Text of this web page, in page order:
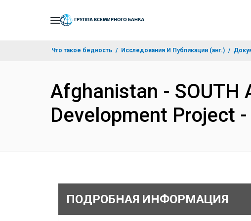
Что такое бедность Исследования И Публикации (анг.)
Afghanistan - SOUTH
Development Project
ПОДРОБНАЯ ИНФОРМАЦИЯ